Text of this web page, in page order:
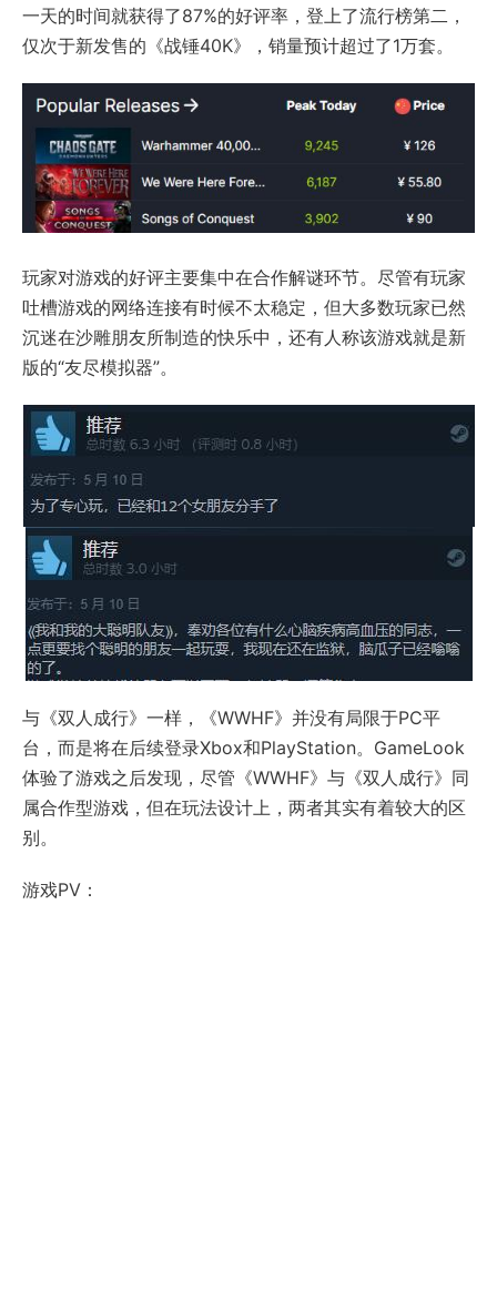
一天的时间就获得了87%的好评率，登上了流行榜第二，
仅次于新发售的《战锤40K》，销量预计超过了1万套。
玩家对游戏的好评主要集中在合作解谜环节。尽管有玩家
吐槽游戏的网络连接有时候不太稳定，但大多数玩家已然
沉迷在沙雕朋友所制造的快乐中，还有人称该游戏就是新
版的“友尽模拟器”。
与《双人成行》一样，《WWHF》并没有局限于PC平
台，而是将在后续登录Xbox和PlayStation。GameLook
体验了游戏之后发现，尽管《WWHF》与《双人成行》同
属合作型游戏，但在玩法设计上，两者其实有着较大的区
别。
游戏PV：